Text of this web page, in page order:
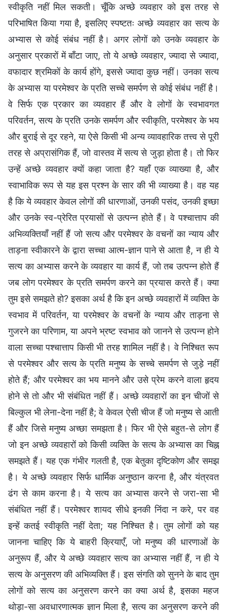
स्वीकृति नहीं मिल सकती। चूँकि अच्छे व्यवहार को इस तरह से
परिभाषित किया गया है, इसलिए स्पष्टतः अच्छे व्यवहार का सत्य के
अभ्यास से कोई संबंध नहीं है। अगर लोगों को उनके व्यवहार के
अनुसार प्रकारों में बाँटा जाए, तो ये अच्छे व्यवहार, ज्यादा से ज्यादा,
वफादार श्रमिकों के कार्य होंगे, इससे ज्यादा कुछ नहीं। उनका सत्य
के अभ्यास या परमेश्वर के प्रति सच्चे समर्पण से कोई संबंध नहीं है।
वे सिर्फ एक प्रकार का व्यवहार हैं और वे लोगों के स्वभावगत
परिवर्तन, सत्य के प्रति उनके समर्पण और स्वीकृति, परमेश्वर के भय
और बुराई से दूर रहने, या ऐसे किसी भी अन्य व्यावहारिक तत्त्व से पूरी
तरह से अप्रासंगिक हैं, जो वास्तव में सत्य से जुड़ा होता है। तो फिर
उन्हें अच्छे व्यवहार क्यों कहा जाता है? यहाँ एक व्याख्या है, और
स्वाभाविक रूप से यह इस प्रश्न के सार की भी व्याख्या है। वह यह
है कि ये व्यवहार केवल लोगों की धारणाओं, उनकी पसंद, उनकी इच्छा
और उनके स्व-प्रेरित प्रयासों से उत्पन्न होते हैं। वे पश्चात्ताप की
अभिव्यक्तियाँ नहीं हैं जो सत्य और परमेश्वर के वचनों का न्याय और
ताड़ना स्वीकारने के द्वारा सच्चा आत्म-ज्ञान पाने से आता है, न ही ये
सत्य का अभ्यास करने के व्यवहार या कार्य हैं, जो तब उत्पन्न होते हैं
जब लोग परमेश्वर के प्रति समर्पण करने का प्रयास करते हैं। क्या
तुम इसे समझते हो? इसका अर्थ है कि इन अच्छे व्यवहारों में व्यक्ति के
स्वभाव में परिवर्तन, या परमेश्वर के वचनों के न्याय और ताड़ना से
गुजरने का परिणाम, या अपने भ्रष्ट स्वभाव को जानने से उत्पन्न होने
वाला सच्चा पश्चात्ताप किसी भी तरह शामिल नहीं है। वे निश्चित रूप
से परमेश्वर और सत्य के प्रति मनुष्य के सच्चे समर्पण से जुड़े नहीं
होते हैं; और परमेश्वर का भय मानने और उसे प्रेम करने वाला हृदय
होने से तो और भी संबंधित नहीं हैं। अच्छे व्यवहारों का इन चीजों से
बिल्कुल भी लेना-देना नहीं है; वे केवल ऐसी चीज हैं जो मनुष्य से आती
हैं और जिसे मनुष्य अच्छा समझता है। फिर भी ऐसे बहुत-से लोग हैं
जो इन अच्छे व्यवहारों को किसी व्यक्ति के सत्य के अभ्यास का चिह्न
समझते हैं। यह एक गंभीर गलती है, एक बेतुका दृष्टिकोण और समझ
है। ये अच्छे व्यवहार सिर्फ धार्मिक अनुष्ठान करना है, और यंत्रवत
ढंग से काम करना है। ये सत्य का अभ्यास करने से जरा-सा भी
संबंधित नहीं हैं। परमेश्वर शायद सीधे इनकी निंदा न करे, पर वह
इन्हें कतई स्वीकृति नहीं देता; यह निश्चित है। तुम लोगों को यह
जानना चाहिए कि ये बाहरी क्रियाएँ, जो मनुष्य की धारणाओं के
अनुरूप हैं, और ये अच्छे व्यवहार सत्य का अभ्यास नहीं हैं, न ही ये
सत्य के अनुसरण की अभिव्यक्ति हैं। इस संगति को सुनने के बाद तुम
लोगों को सत्य का अनुसरण करने का क्या अर्थ है, इसका महज
थोड़ा-सा अवधारणात्मक ज्ञान मिला है, सत्य का अनुसरण करने की